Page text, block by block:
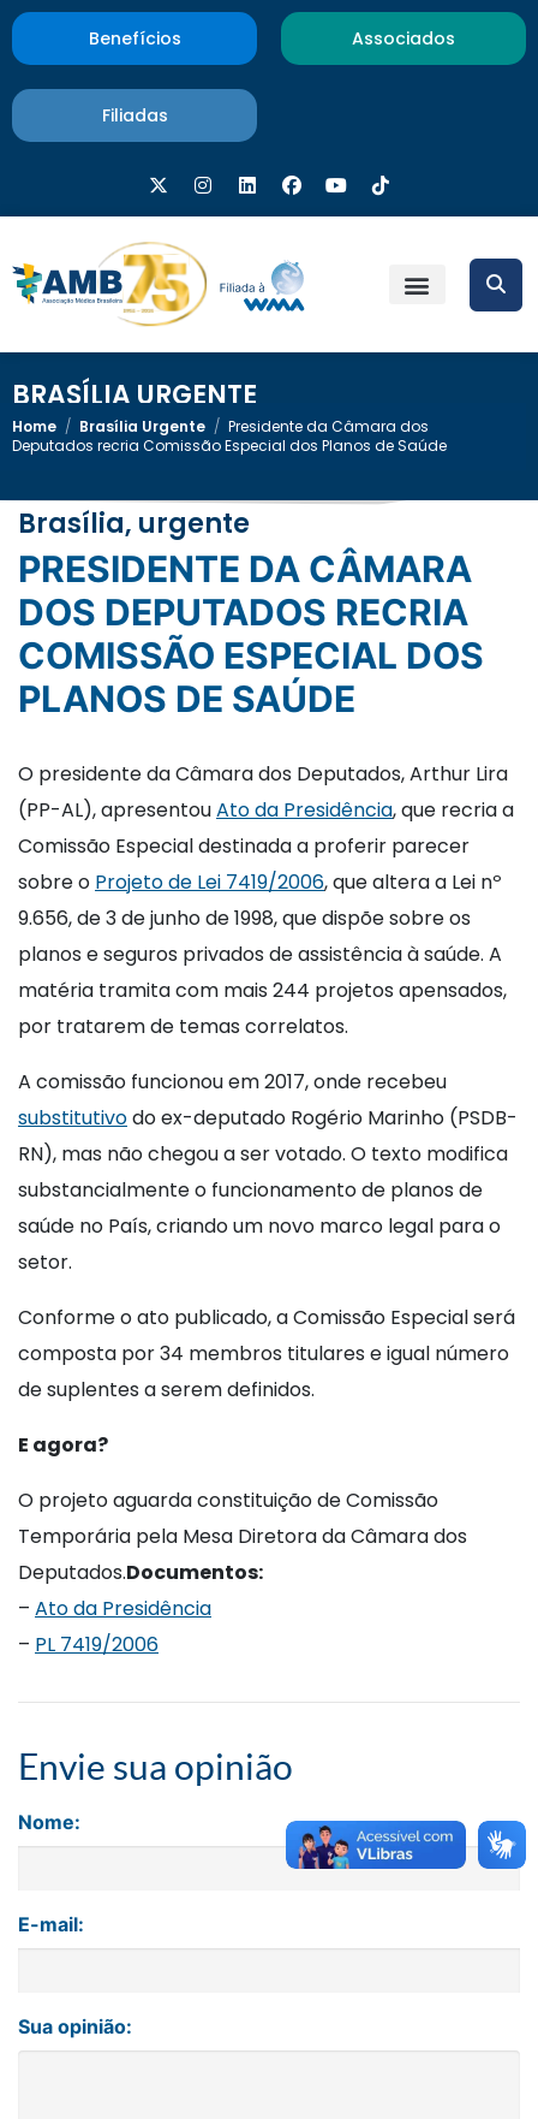
Benefícios Associados
Filiadas
BRASÍLIA URGENTE
Home / Brasília Urgente / Presidente da Câmara dos
Deputados recria Comissão Especial dos Planos de Saúde
Brasília, urgente
PRESIDENTE DA CÂMARA
DOS DEPUTADOS RECRIA
COMISSÃO ESPECIAL DOS
PLANOS DE SAÚDE
O presidente da Câmara dos Deputados, Arthur Lira
(PP-AL), apresentouAto da Presidência, que recria a
Comissão Especial destinada a proferir parecer
sobre o Projeto de Lei 7419/2006, que altera a Lei nº
9.656, de 3 de junho de 1998, que dispõe sobre os
planos e seguros privados de assistência à saúde. A
matéria tramita com mais 244 projetos apensados,
por tratarem de temas correlatos.
A comissão funcionou em 2017, onde recebeu
substitutivodo ex-deputado Rogério Marinho (PSDB-
RN), mas não chegou a ser votado. O texto modifica
substancialmente o funcionamento de planos de
saúde no País, criando um novo marco legal para o
setor.
Conforme o ato publicado, a Comissão Especial será
composta por 34 membros titulares e igual número
de suplentes a serem definidos.
E agora?
O projeto aguarda constituição de Comissão
Temporária pela Mesa Diretora da Câmara dos
Deputados.Documentos:
– Ato da Presidência
– PL 7419/2006
Envie sua opinião
Nome:
E-mail:
Sua opinião: